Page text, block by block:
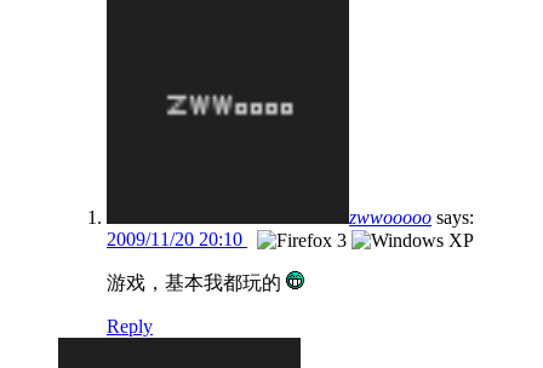
zwwooooo says:
2009/11/20 20:10
游戏，基本我都玩的
Reply